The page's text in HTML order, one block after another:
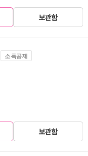
보관함
소득공제
보관함